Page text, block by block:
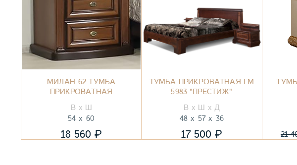
МИЛАН-62 ТУМБА
ПРИКРОВАТНАЯ
54 60
18 560 ₽
ТУМБА ПРИКРОВАТНАЯ ГМ
5983 "ПРЕСТИЖ"
48 57 36
17 500 ₽
21